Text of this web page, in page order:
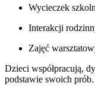
Wycieczek
Interakcji
Zajęć
Dzieci współpracują,
podstawie swoich prób.